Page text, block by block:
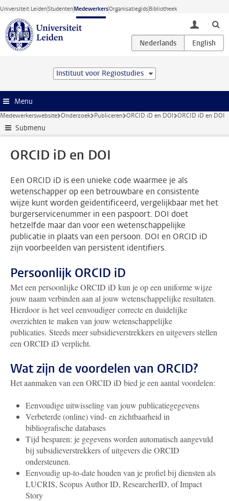
Ga direct naar de inhoud
Universiteit LeidenStudentenMedewerkersOrganisatiegidsBibliotheek
toggle
Instituut voor Regiostudies
Menu
Medewerkerswebsite Onderzoek Publiceren ORCID iD en DOI ORCID iD en DOI
Submenu
ORCID iD en DOI
Een ORCID iD is een unieke code waarmee je als
wetenschapper op een betrouwbare en consistente
wijze kunt worden geïdentificeerd, vergelijkbaar met het
burgerservicenummer in een paspoort. DOI doet
hetzelfde maar dan voor een wetenschappelijke
publicatie in plaats van een persoon. DOI en ORCID iD
zijn voorbeelden van persistent identifiers.
Persoonlijk ORCID iD
Met een persoonlijke ORCID iD kun je op een uniforme wijze
jouw naam verbinden aan al jouw wetenschappelijke resultaten.
Hierdoor is het veel eenvoudiger correcte en duidelijke
overzichten te maken van jouw wetenschappelijke
publicaties. Steeds meer subsidieverstrekkers en uitgevers stellen
een ORCID iD verplicht.
Wat zijn de voordelen van ORCID?
Het aanmaken van een ORCID iD bied je een aantal voordelen:
Eenvoudige uitwisseling van jouw publicatiegegevens
Verbeterde (online) vind- en zichtbaarheid in
bibliografische databases
Tijd besparen: je gegevens worden automatisch aangevuld
bij subsidieverstrekkers of uitgevers die ORCID
ondersteunen.
Eenvoudig up-to-date houden van je profiel bij diensten als
LUCRIS, Scopus Author ID, ResearcherID, of Impact
Story